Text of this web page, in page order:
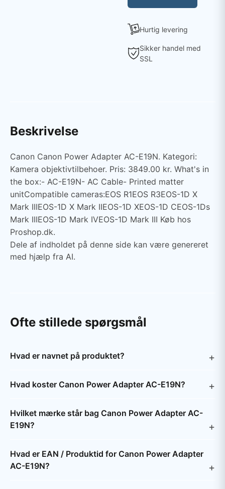
Hurtig levering
Sikker handel med
SSL
Beskrivelse
Canon Canon Power Adapter AC-E19N. Kategori:
Kamera objektivtilbehoer. Pris: 3849.00 kr. What's in
the box:- AC-E19N- AC Cable- Printed matter
unitCompatible cameras:EOS R1EOS R3EOS-1D X
Mark IIIEOS-1D X Mark IIEOS-1D XEOS-1D CEOS-1Ds
Mark IIIEOS-1D Mark IVEOS-1D Mark III Køb hos
Proshop.dk.
Dele af indholdet på denne side kan være genereret
med hjælp fra AI.
Ofte stillede spørgsmål
Hvad er navnet på produktet?
Hvad koster Canon Power Adapter AC-E19N?
Hvilket mærke står bag Canon Power Adapter AC-
E19N?
Hvad er EAN / Produktid for Canon Power Adapter
AC-E19N?